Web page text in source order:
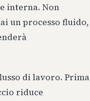
interna. Non
un processo fluido,
di lavoro. Prima
riduce